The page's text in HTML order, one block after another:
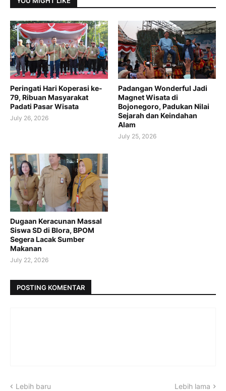
Peringati Hari Koperasi ke-
79, Ribuan Masyarakat
Padati Pasar Wisata
July 26, 2026
Padangan Wonderful Jadi
Magnet Wisata di
Bojonegoro, Padukan Nilai
Sejarah dan Keindahan
Alam
July 25, 2026
Dugaan Keracunan Massal
Siswa SD di Blora, BPOM
Segera Lacak Sumber
Makanan
July 22, 2026
POSTING KOMENTAR
Lebih baru Lebih lama